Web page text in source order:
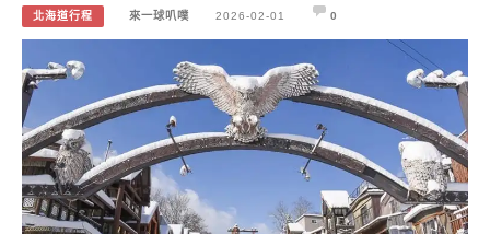
北海道行程 來一球叭噗 2026-02-01 0